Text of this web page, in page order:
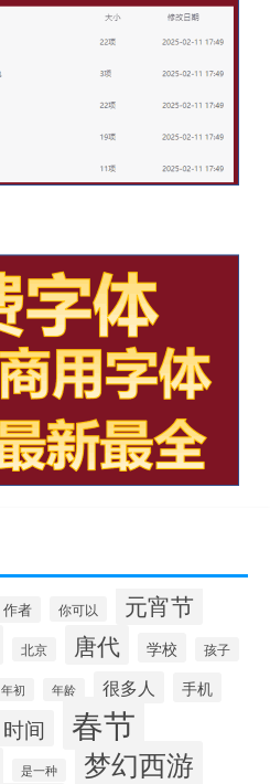
作者 你可以 元宵节
北京 唐代 学校 孩子
年初 年龄 很多人 手机
时间 春节
是一种 梦幻西游